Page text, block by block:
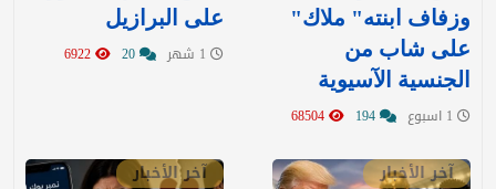
وزفاف ابنته" ملاك"
على شاب من
الجنسية الآسيوية
على البرازيل
آخر الأخبار آخر الأخبار